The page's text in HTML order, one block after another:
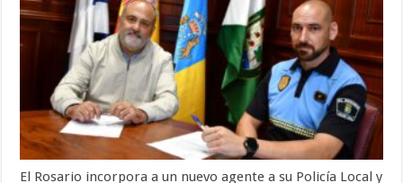
El Rosario incorpora a un nuevo agente a su Policía Local y